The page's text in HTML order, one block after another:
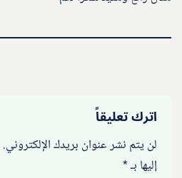
اترك تعليقاً
لن يتم نشر عنوان بريدك الإلكتروني.
إليها بـ*